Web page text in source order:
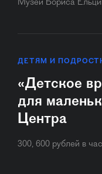
Музей Бориса
ДЕТЯМ И
«Детское
для
Центра
300, 600 рублей в час